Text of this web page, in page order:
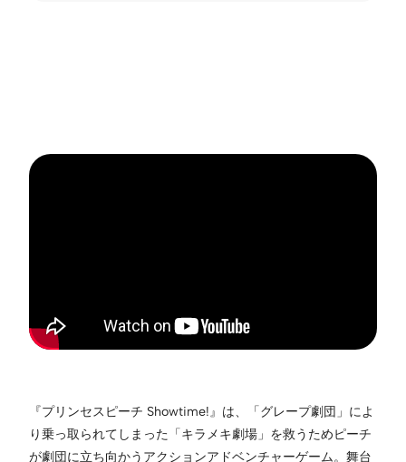
『プリンセスピーチ Showtime!』は、「グレープ劇団」によ
り乗っ取られてしまった「キラメキ劇場」を救うためピーチ
が劇団に立ち向かうアクションアドベンチャーゲーム。舞台